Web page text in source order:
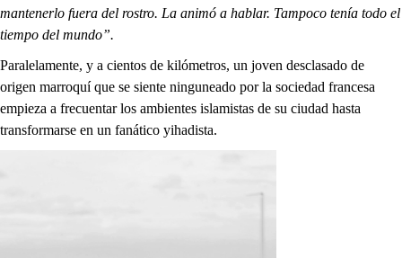
mantenerlo fuera del rostro. La animó a hablar. Tampoco tenía todo el
tiempo del mundo”.
Paralelamente, y a cientos de kilómetros, un joven desclasado de
origen marroquí que se siente ninguneado por la sociedad francesa
empieza a frecuentar los ambientes islamistas de su ciudad hasta
transformarse en un fanático yihadista.